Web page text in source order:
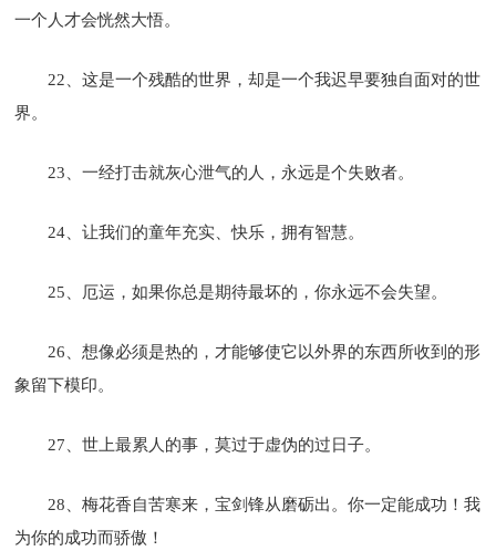
一个人才会恍然大悟。
22、这是一个残酷的世界，却是一个我迟早要独自面对的世
界。
23、一经打击就灰心泄气的人，永远是个失败者。
24、让我们的童年充实、快乐，拥有智慧。
25、厄运，如果你总是期待最坏的，你永远不会失望。
26、想像必须是热的，才能够使它以外界的东西所收到的形
象留下模印。
27、世上最累人的事，莫过于虚伪的过日子。
28、梅花香自苦寒来，宝剑锋从磨砺出。你一定能成功！我
为你的成功而骄傲！